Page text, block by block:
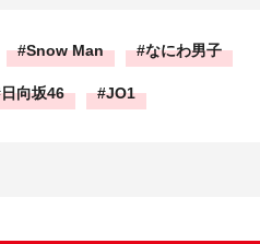
Snow Man なにわ男子
日向坂46 JO1